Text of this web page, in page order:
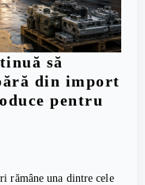
să
din import
pentru
rămâne una dintre cele